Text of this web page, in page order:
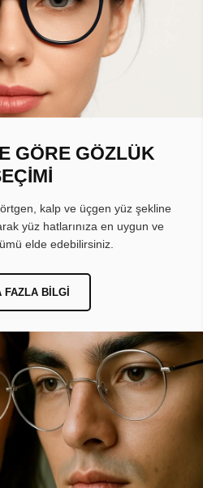
GÖRE GÖZLÜK
kalp ve üçgen yüz şekline
yüz hatlarınıza en uygun ve
elde edebilirsiniz.
FAZLA BILGI